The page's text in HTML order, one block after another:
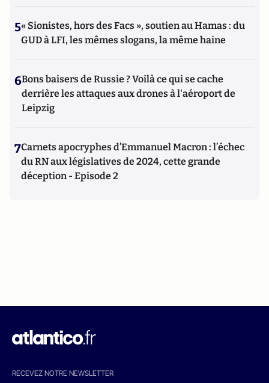
5« Sionistes, hors des Facs », soutien au Hamas : du
GUD à LFI, les mêmes slogans, la même haine
6Bons baisers de Russie ? Voilà ce qui se cache
derrière les attaques aux drones à l'aéroport de
Leipzig
7Carnets apocryphes d’Emmanuel Macron : l’échec
du RN aux législatives de 2024, cette grande
déception - Episode 2
RECEVEZ NOTRE NEWSLETTER